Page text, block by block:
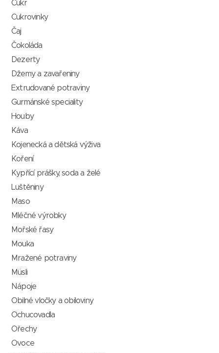
Cukr
Cukrovinky
Čaj
Čokoláda
Dezerty
Džemy a zavařeniny
Extrudované potraviny
Gurmánské speciality
Houby
Káva
Kojenecká a dětská výživa
Koření
Kypřící prášky, soda a želé
Luštěniny
Maso
Mléčné výrobky
Mořské řasy
Mouka
Mražené potraviny
Müsli
Nápoje
Obilné vločky a obiloviny
Ochucovadla
Ořechy
Ovoce